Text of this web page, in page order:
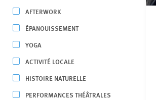
AFTERWORK
ÉPANOUISSEMENT
YOGA
ACTIVITÉ LOCALE
HISTOIRE NATURELLE
PERFORMANCES THÉÂTRALES